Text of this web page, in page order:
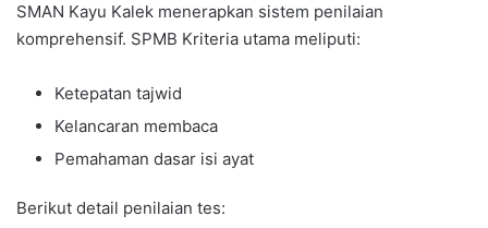
SMAN Kayu Kalek menerapkan sistem penilaian
komprehensif. SPMB Kriteria utama meliputi:
Ketepatan tajwid
Kelancaran membaca
Pemahaman dasar isi ayat
Berikut detail penilaian tes: